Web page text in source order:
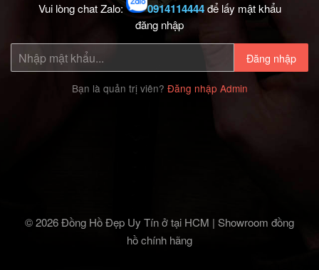
Vui lòng chat Zalo: 0914114444để lấy mật khẩu
đăng nhập
Đăng nhập
Bạn là quản trị viên? Đăng nhập Admin
© 2026 Đồng Hồ Đẹp Uy Tín ở tại HCM | Showroom đồng
hồ chính hãng‎